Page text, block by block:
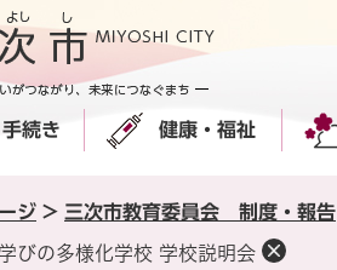
続き 健康・福祉
ジ > 三次市教育委員会 制度・報告
びの多様化学校 学校説明会